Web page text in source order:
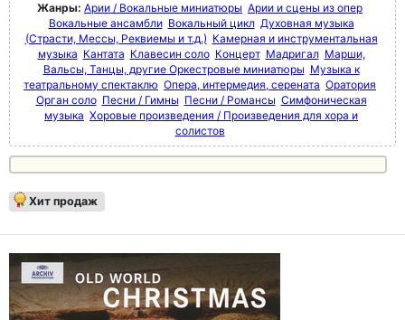
Жанры: Арии / Вокальные миниатюры Арии и сцены из опер
Вокальные ансамбли Вокальный цикл Духовная музыка
(Страсти, Мессы, Реквиемы и т.д.) Камерная и инструментальная
музыка Кантата Клавесин соло Концерт Мадригал Марши,
Вальсы, Танцы, другие Оркестровые миниатюры Музыка к
театральному спектаклю Опера, интермедия, серената Оратория
Орган соло Песни / Гимны Песни / Романсы Симфоническая
музыка Хоровые произведения / Произведения для хора и
солистов
Хит продаж